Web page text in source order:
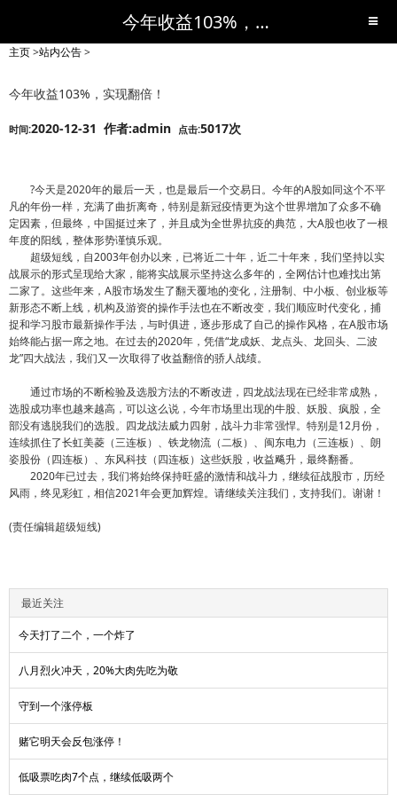
今年收益103%，实现翻倍！-站内公告-短线黑马,短线股票,短线炒股,实战,荐股,操盘,超级短线,令人叹为观止的短线炒股!-超级短线
主页>站内公告>
今年收益103%，实现翻倍！
时间:2020-12-31 作者:admin 点击:5017次
?今天是2020年的最后一天，也是最后一个交易日。今年的A股如同这个不平
凡的年份一样，充满了曲折离奇，特别是新冠疫情更为这个世界增加了众多不确
定因素，但最终，中国挺过来了，并且成为全世界抗疫的典范，大A股也收了一根
年度的阳线，整体形势谨慎乐观。
超级短线，自2003年创办以来，已将近二十年，近二十年来，我们坚持以实
战展示的形式呈现给大家，能将实战展示坚持这么多年的，全网估计也难找出第
二家了。这些年来，A股市场发生了翻天覆地的变化，注册制、中小板、创业板等
新形态不断上线，机构及游资的操作手法也在不断改变，我们顺应时代变化，捕
捉和学习股市最新操作手法，与时俱进，逐步形成了自己的操作风格，在A股市场
始终能占据一席之地。在过去的2020年，凭借“龙成妖、龙点头、龙回头、二波
龙”四大战法，我们又一次取得了收益翻倍的骄人战绩。
通过市场的不断检验及选股方法的不断改进，四龙战法现在已经非常成熟，
选股成功率也越来越高，可以这么说，今年市场里出现的牛股、妖股、疯股，全
部没有逃脱我们的选股。四龙战法威力四射，战斗力非常强悍。特别是12月份，
连续抓住了长虹美菱（三连板）、铁龙物流（二板）、闽东电力（三连板）、朗
姿股份（四连板）、东风科技（四连板）这些妖股，收益飚升，最终翻番。
2020年已过去，我们将始终保持旺盛的激情和战斗力，继续征战股市，历经
风雨，终见彩虹，相信2021年会更加辉煌。请继续关注我们，支持我们。谢谢！
(责任编辑超级短线)
最近关注
今天打了二个，一个炸了
八月烈火冲天，20%大肉先吃为敬
守到一个涨停板
赌它明天会反包涨停！
低吸票吃肉7个点，继续低吸两个